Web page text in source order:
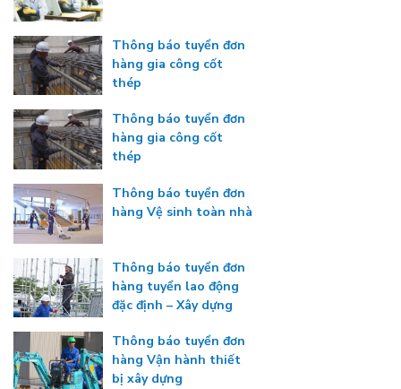
Thông báo tuyển đơn
hàng gia công cốt
thép
Thông báo tuyển đơn
hàng gia công cốt
thép
Thông báo tuyển đơn
hàng Vệ sinh toàn nhà
Thông báo tuyển đơn
hàng tuyển lao động
đặc định – Xây dựng
Thông báo tuyển đơn
hàng Vận hành thiết
bị xây dựng